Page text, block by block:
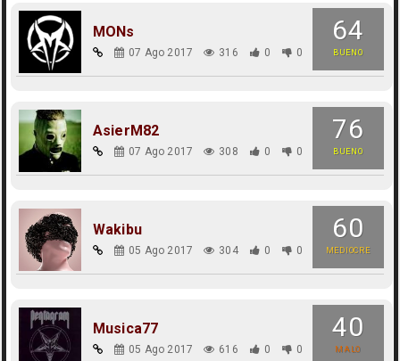
64
BUENO
MONs
07 Ago 2017 316 0 0
76
BUENO
AsierM82
07 Ago 2017 308 0 0
60
MEDIOCRE
Wakibu
05 Ago 2017 304 0 0
40
MALO
Musica77
05 Ago 2017 616 0 0